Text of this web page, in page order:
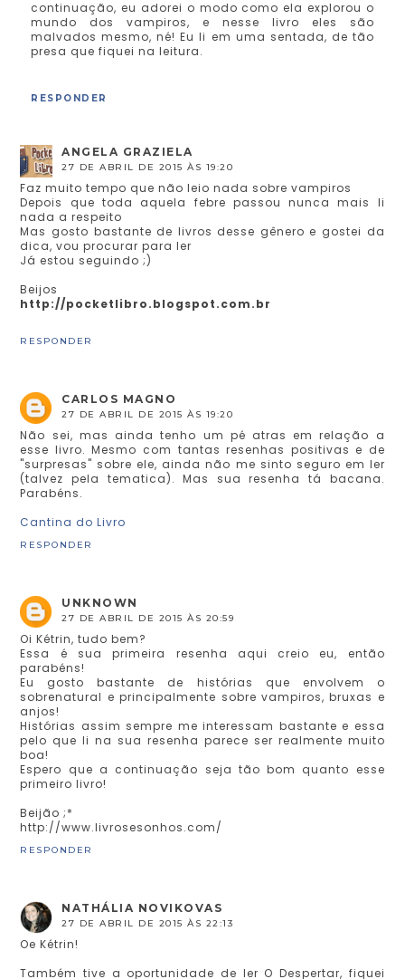
continuação, eu adorei o modo como ela explorou o
mundo dos vampiros, e nesse livro eles são
malvados mesmo, né! Eu li em uma sentada, de tão
presa que fiquei na leitura.
RESPONDER
ANGELA GRAZIELA
27 DE ABRIL DE 2015 ÀS 19:20
Faz muito tempo que não leio nada sobre vampiros
Depois que toda aquela febre passou nunca mais li
nada a respeito
Mas gosto bastante de livros desse gênero e gostei da
dica, vou procurar para ler
Já estou seguindo ;)
Beijos
http://pocketlibro.blogspot.com.br
RESPONDER
CARLOS MAGNO
27 DE ABRIL DE 2015 ÀS 19:20
Não sei, mas ainda tenho um pé atras em relação a
esse livro. Mesmo com tantas resenhas positivas e de
"surpresas" sobre ele, ainda não me sinto seguro em ler
(talvez pela tematica). Mas sua resenha tá bacana.
Parabéns.
Cantina do Livro
RESPONDER
UNKNOWN
27 DE ABRIL DE 2015 ÀS 20:59
Oi Kétrin, tudo bem?
Essa é sua primeira resenha aqui creio eu, então
parabéns!
Eu gosto bastante de histórias que envolvem o
sobrenatural e principalmente sobre vampiros, bruxas e
anjos!
Histórias assim sempre me interessam bastante e essa
pelo que li na sua resenha parece ser realmente muito
boa!
Espero que a continuação seja tão bom quanto esse
primeiro livro!
Beijão ;*
http://www.livrosesonhos.com/
RESPONDER
NATHÁLIA NOVIKOVAS
27 DE ABRIL DE 2015 ÀS 22:13
Oe Kétrin!
Também tive a oportunidade de ler O Despertar, fiquei